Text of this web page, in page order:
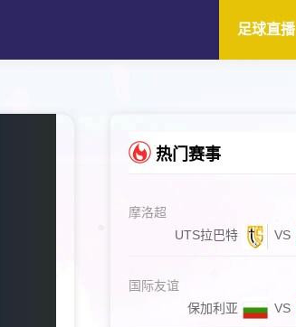
足球直播
热门赛事
摩洛超
UTS拉巴特
VS
国际友谊
保加利亚
VS